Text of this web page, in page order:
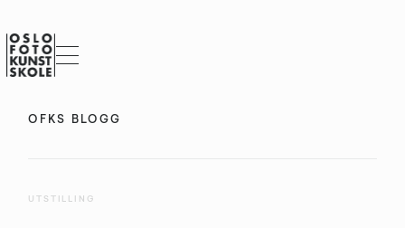
OFKS BLOGG
UTSTILLING